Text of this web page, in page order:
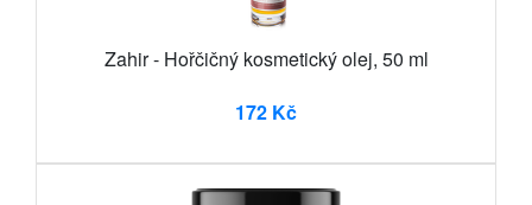
Zahir - Hořčičný kosmetický olej, 50 ml
172 Kč